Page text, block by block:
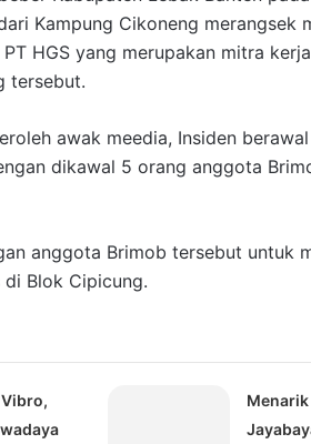
Kampung Cikoneng merangsek
HGS yang merupakan mitra
tersebut.
awak meedia, Insiden
dikawal 5 orang anggota
anggota Brimob tersebut untuk
Blok Cipicung.
Vibro,